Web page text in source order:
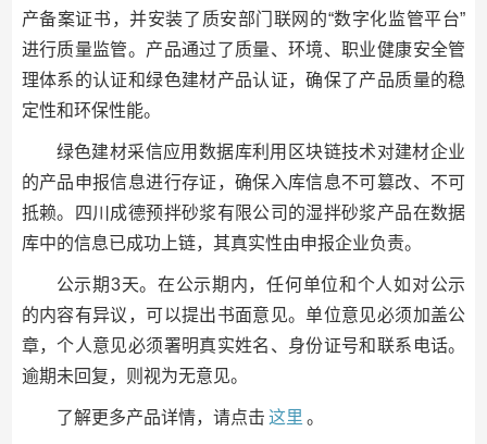
产备案证书，并安装了质安部门联网的“数字化监管平台”
进行质量监管。产品通过了质量、环境、职业健康安全管
理体系的认证和绿色建材产品认证，确保了产品质量的稳
定性和环保性能。
绿色建材采信应用数据库利用区块链技术对建材企业
的产品申报信息进行存证，确保入库信息不可篡改、不可
抵赖。四川成德预拌砂浆有限公司的湿拌砂浆产品在数据
库中的信息已成功上链，其真实性由申报企业负责。
公示期3天。在公示期内，任何单位和个人如对公示
的内容有异议，可以提出书面意见。单位意见必须加盖公
章，个人意见必须署明真实姓名、身份证号和联系电话。
逾期未回复，则视为无意见。
了解更多产品详情，请点击 这里 。